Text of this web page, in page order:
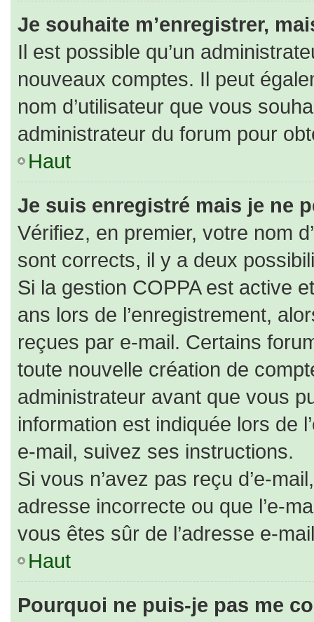
Je souhaite m’enregistrer,
Il est possible qu’un
nouveaux comptes. Il peut
nom d’utilisateur que vous
administrateur du forum pour
Haut
Je suis enregistré mais je ne
Vérifiez, en premier, votre nom
sont corrects, il y a deux
Si la gestion COPPA est active
ans lors de l’enregistrement,
reçues par e-mail. Certains
toute nouvelle création de
administrateur avant que vous
information est indiquée lors de
e-mail, suivez ses instructions.
Si vous n’avez pas reçu d’e-
adresse incorrecte ou que l’e-
vous êtes sûr de l’adresse e-
Haut
Pourquoi ne puis-je pas me